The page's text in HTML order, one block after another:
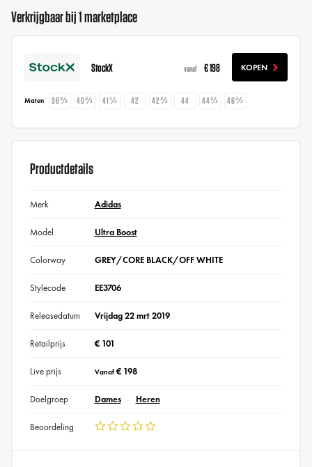
Verkrijgbaar bij 1 marketplace
StockX vanaf € 198 KOPEN
Maten 36⅔ 40⅔ 41⅓ 42 42⅔ 44 44⅔ 46⅔
Productdetails
Merk Adidas
Model Ultra Boost
Colorway GREY/CORE BLACK/OFF WHITE
Stylecode EE3706
Releasedatum Vrijdag 22 mrt 2019
Retailprijs € 101
Live prijs Vanaf€ 198
Doelgroep Dames Heren
Beoordeling